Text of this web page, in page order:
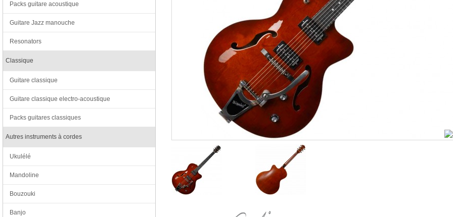
Packs guitare acoustique
Guitare Jazz manouche
Resonators
Classique
Guitare classique
Guitare classique electro-acoustique
Packs guitares classiques
Autres instruments à cordes
Ukulélé
Mandoline
Bouzouki
Banjo